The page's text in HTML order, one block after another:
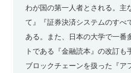
わが国の第一人者とされる。主
て』『証券決済システムのすべ
ある。また、日本の大学で一番
トである『金融読本』の改訂
ブロックチェーンを扱った『ア